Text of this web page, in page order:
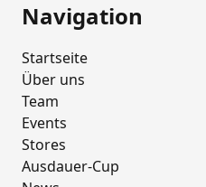
Navigation
Startseite
Über uns
Team
Events
Stores
Ausdauer-Cup